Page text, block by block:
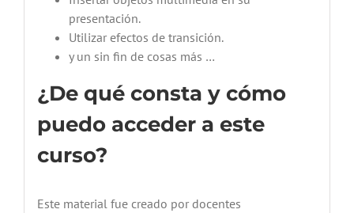
presentación.
Utilizar efectos de transición.
y un sin fin de cosas más …
¿De qué consta y cómo
puedo acceder a este
curso?
Este material fue creado por docentes